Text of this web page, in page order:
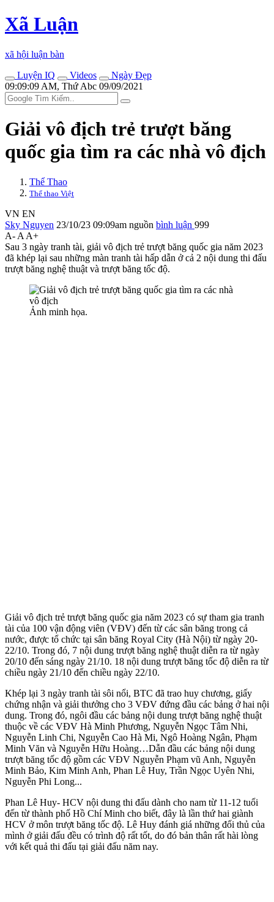
Xã Luận
xã hội luận bàn
Luyện IQ
Videos
Ngày Đẹp
09:09:09 AM, Thứ Abc 09/09/2021
Giải vô địch trẻ trượt băng
quốc gia tìm ra các nhà vô địch
Thể Thao
Thể thao Việt
VN EN
Sky Nguyen 23/10/23 09:09am nguồn bình luận 999
A- A A+
Sau 3 ngày tranh tài, giải vô địch trẻ trượt băng quốc gia năm 2023
đã khép lại sau những màn tranh tài hấp dẫn ở cả 2 nội dung thi đấu
trượt băng nghệ thuật và trượt băng tốc độ.
Ảnh minh họa.
Giải vô địch trẻ trượt băng quốc gia năm 2023 có sự tham gia tranh
tài của 100 vận động viên (VĐV) đến từ các sân băng trong cả
nước, được tổ chức tại sân băng Royal City (Hà Nội) từ ngày 20-
22/10. Trong đó, 7 nội dung trượt băng nghệ thuật diễn ra từ ngày
20/10 đến sáng ngày 21/10. 18 nội dung trượt băng tốc độ diễn ra từ
chiều ngày 21/10 đến chiều ngày 22/10.
Khép lại 3 ngày tranh tài sôi nổi, BTC đã trao huy chương, giấy
chứng nhận và giải thưởng cho 3 VĐV đứng đầu các bảng ở hai nội
dung. Trong đó, ngôi đầu các bảng nội dung trượt băng nghệ thuật
thuộc về các VĐV Hà Minh Phương, Nguyễn Ngọc Tâm Nhi,
Nguyễn Linh Chi, Nguyễn Cao Hà Mi, Ngô Hoàng Ngân, Phạm
Minh Văn và Nguyễn Hữu Hoàng…Dẫn đầu các bảng nội dung
trượt băng tốc độ gồm các VĐV Nguyễn Phạm vũ Anh, Nguyễn
Minh Bảo, Kim Minh Anh, Phan Lê Huy, Trần Ngọc Uyên Nhi,
Nguyễn Phi Long...
Phan Lê Huy- HCV nội dung thi đấu dành cho nam từ 11-12 tuổi
đến từ thành phố Hồ Chí Minh cho biết, đây là lần thứ hai giành
HCV ở môn trượt băng tốc độ. Lê Huy đánh giá những đối thủ của
mình ở giải đấu đều có trình độ rất tốt, do đó bản thân rất hài lòng
với kết quả thi đấu tại giải đấu năm nay.